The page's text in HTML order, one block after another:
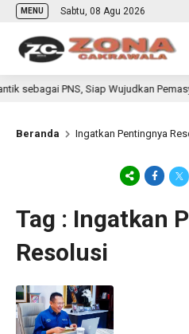
MENU Sabtu, 08 Agu 2026
sebagai PNS, Siap Wujudkan
Beranda Ingatkan Pentingnya
Tag : Ingatkan
Resolusi